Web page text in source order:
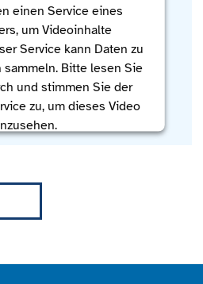
einen Service eines
um Videoinhalte
Service kann Daten zu
Bitte lesen Sie
und stimmen Sie der
zu, um dieses Video
Platform